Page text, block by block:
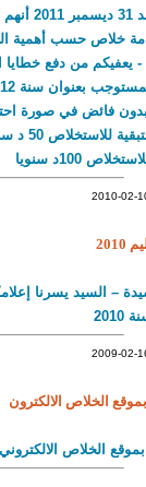
– السيد يسرنا
الخلاص الالكترون
الخلاص الالكتروني